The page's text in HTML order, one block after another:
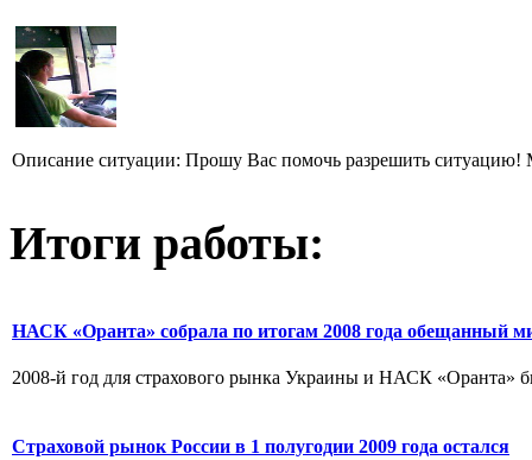
Описание ситуации: Прошу Вас помочь разрешить
Итоги работы:
НАСК «Оранта» собрала по итогам 2008 года обещанный
2008-й год для страхового рынка Украины и НАСК «Оранта»
Страховой рынок России в 1 полугодии 2009 года остался